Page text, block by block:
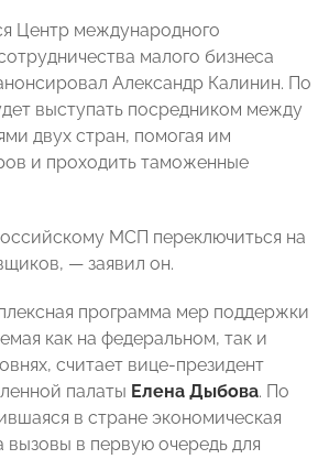
Центр международного
малого бизнеса
Александр Калинин. По
выступать посредником между
двух стран, помогая им
и проходить таможенные
МСП переключиться на
, — заявил он.
программа мер поддержки
как на федеральном, так и
считает вице-президент
палаты Елена Дыбова. По
в стране экономическая
вызовы в первую очередь для